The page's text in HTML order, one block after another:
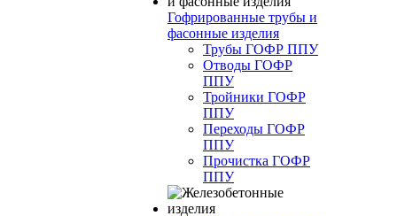
Гофрированные трубы и
фасонные изделия
Трубы ГОФР ППУ
Отводы ГОФР
ППУ
Тройники ГОФР
ППУ
Переходы ГОФР
ППУ
Прочистка ГОФР
ППУ